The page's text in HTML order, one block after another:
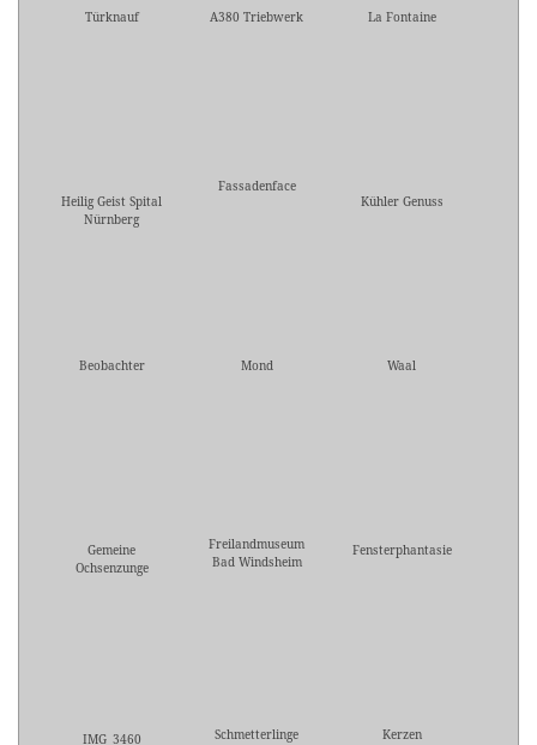
Türknauf A380 Triebwerk La Fontaine
Heilig Geist Spital
Nürnberg
Fassadenface
Kühler Genuss
Beobachter Mond Waal
Gemeine
Ochsenzunge
Freilandmuseum
Bad Windsheim
Fensterphantasie
IMG_3460 Schmetterlinge Kerzen